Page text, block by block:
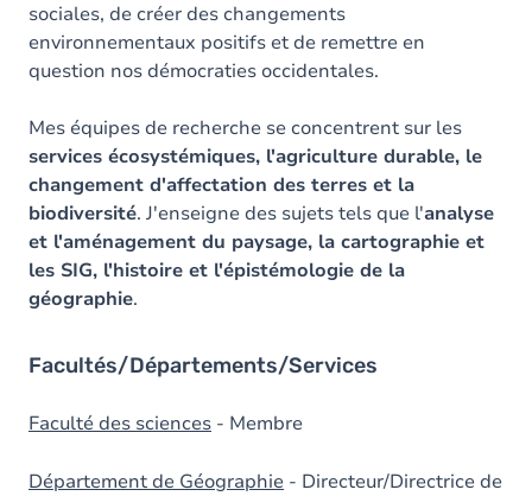
sociales, de créer des changements
environnementaux positifs et de remettre en
question nos démocraties occidentales.
Mes équipes de recherche se concentrent sur les
services écosystémiques, l'agriculture durable, le
changement d'affectation des terres et la
biodiversité. J'enseigne des sujets tels que l'analyse
et l'aménagement du paysage, la cartographie et
les SIG, l'histoire et l'épistémologie de la
géographie.
Facultés/Départements/Services
Faculté des sciences - Membre
Département de Géographie - Directeur/Directrice de